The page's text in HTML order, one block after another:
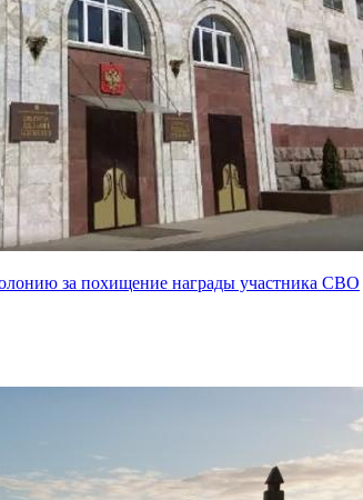
за похищение награды участника СВО